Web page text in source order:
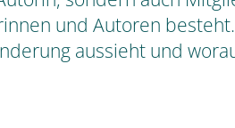
und Autoren
aussieht und